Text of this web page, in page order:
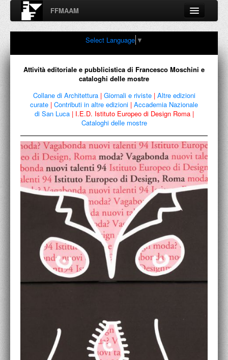
FFMAAM
Fondo Francesco Moschini
A.A.M. Architettura Arte Moderna
Percorsi, nodi, sconfinamenti e contaminazioni tra Arte,
FFMAAM
PUBBLICAZIONI
CONFERENZE
VIDEO
COLLEZIONE
ACCADEMIA NAZIONALE DI SAN LUCA
I.E.D. / ROMA
POLITECNICO DI BARI
RECENSIONI GENERALI
MOSTRE
Select Language ▼
Attività editoriale e pubblicistica di Francesco Moschini e
cataloghi delle mostre
Collane di Architettura | Giornali e riviste | Altre edizioni
curate | Contributi in altre edizioni | Accademia Nazionale
di San Luca | I.E.D. Istituto Europeo di Design Roma |
Cataloghi delle mostre